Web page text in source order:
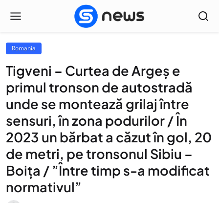
Romania
Tigveni – Curtea de Argeș e
primul tronson de autostradă
unde se montează grilaj între
sensuri, în zona podurilor / În
2023 un bărbat a căzut în gol, 20
de metri, pe tronsonul Sibiu –
Boița / ”Între timp s-a modificat
normativul”